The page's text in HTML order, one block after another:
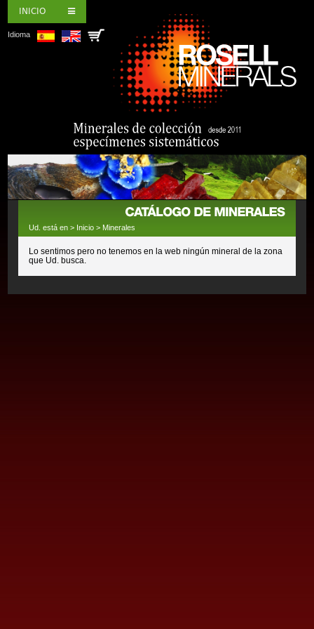
INICIO
Idioma
Ud. está en > Inicio > Minerales
Lo sentimos pero no tenemos en la web ningún mineral de la zona
que Ud. busca.